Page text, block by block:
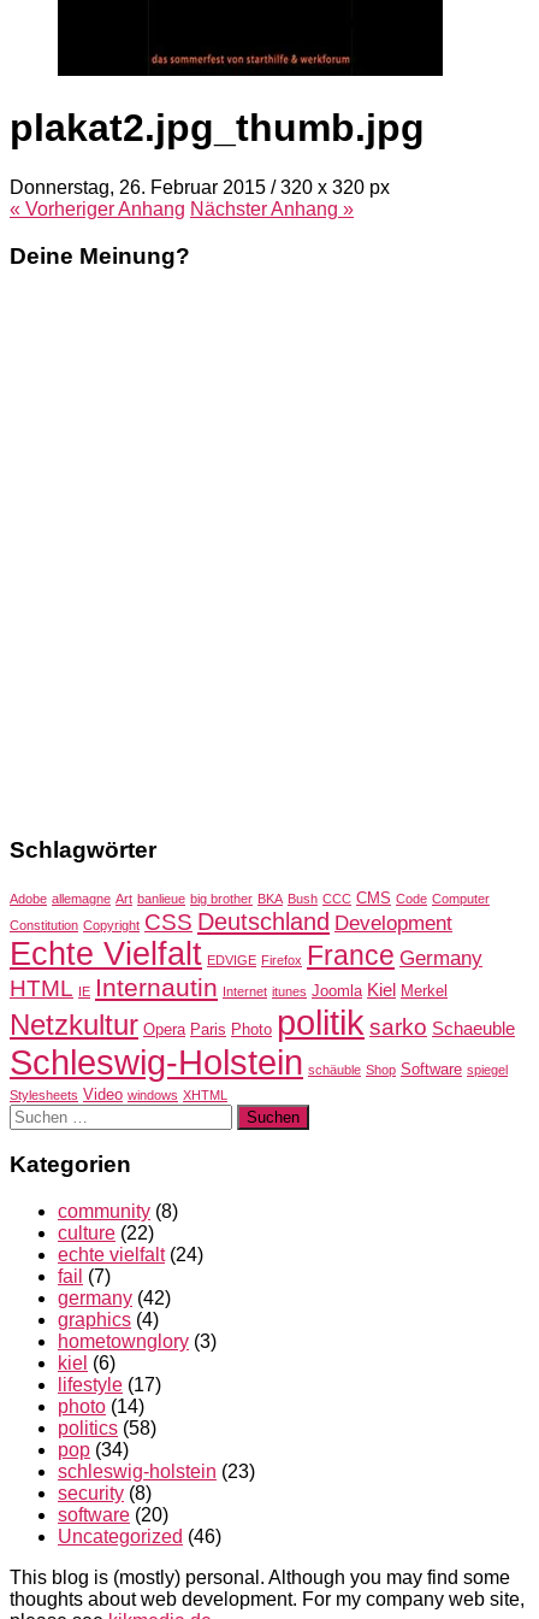
plakat2.jpg_thumb.jpg
Donnerstag, 26. Februar 2015 /320 x 320 px
« VorherigerAnhang NächsterAnhang »
Deine Meinung?
Schlagwörter
Adobe allemagne Art banlieue big brother BKA Bush CCC CMS Code Computer
Constitution Copyright CSS Deutschland Development
Echte Vielfalt EDVIGE Firefox France Germany
HTML IE Internautin Internet itunes Joomla Kiel Merkel
Netzkultur Opera Paris Photo politik sarko Schaeuble
Schleswig-Holstein schäuble Shop Software spiegel
Stylesheets Video windows XHTML
Suchen
nach:
Kategorien
community (8)
culture (22)
echte vielfalt(24)
fail (7)
germany (42)
graphics (4)
hometownglory (3)
kiel (6)
lifestyle (17)
photo (14)
politics (58)
pop (34)
schleswig-holstein (23)
security (8)
software (20)
Uncategorized (46)
This blog is (mostly) personal. Although you may find some
thoughts about web development. For my company web site,